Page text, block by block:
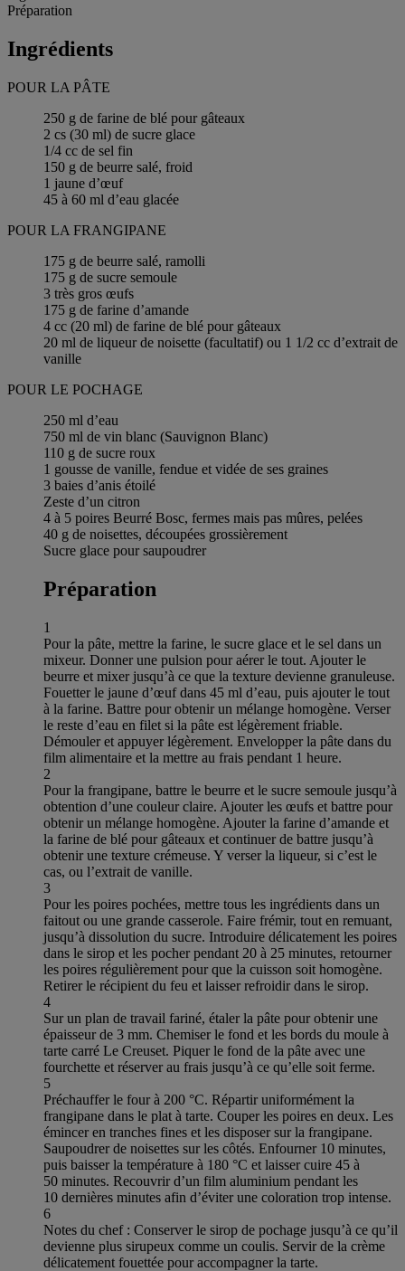
Préparation
Ingrédients
POUR LA PÂTE
250 g de farine de blé pour gâteaux
2 cs (30 ml) de sucre glace
1/4 cc de sel fin
150 g de beurre salé, froid
1 jaune d’œuf
45 à 60 ml d’eau glacée
POUR LA FRANGIPANE
175 g de beurre salé, ramolli
175 g de sucre semoule
3 très gros œufs
175 g de farine d’amande
4 cc (20 ml) de farine de blé pour gâteaux
20 ml de liqueur de noisette (facultatif) ou 1 1/2 cc d’extrait de
vanille
POUR LE POCHAGE
250 ml d’eau
750 ml de vin blanc (Sauvignon Blanc)
110 g de sucre roux
1 gousse de vanille, fendue et vidée de ses graines
3 baies d’anis étoilé
Zeste d’un citron
4 à 5 poires Beurré Bosc, fermes mais pas mûres, pelées
40 g de noisettes, découpées grossièrement
Sucre glace pour saupoudrer
Préparation
1
Pour la pâte, mettre la farine, le sucre glace et le sel dans un
mixeur. Donner une pulsion pour aérer le tout. Ajouter le
beurre et mixer jusqu’à ce que la texture devienne granuleuse.
Fouetter le jaune d’œuf dans 45 ml d’eau, puis ajouter le tout
à la farine. Battre pour obtenir un mélange homogène. Verser
le reste d’eau en filet si la pâte est légèrement friable.
Démouler et appuyer légèrement. Envelopper la pâte dans du
film alimentaire et la mettre au frais pendant 1 heure.
2
Pour la frangipane, battre le beurre et le sucre semoule jusqu’à
obtention d’une couleur claire. Ajouter les œufs et battre pour
obtenir un mélange homogène. Ajouter la farine d’amande et
la farine de blé pour gâteaux et continuer de battre jusqu’à
obtenir une texture crémeuse. Y verser la liqueur, si c’est le
cas, ou l’extrait de vanille.
3
Pour les poires pochées, mettre tous les ingrédients dans un
faitout ou une grande casserole. Faire frémir, tout en remuant,
jusqu’à dissolution du sucre. Introduire délicatement les poires
dans le sirop et les pocher pendant 20 à 25 minutes, retourner
les poires régulièrement pour que la cuisson soit homogène.
Retirer le récipient du feu et laisser refroidir dans le sirop.
4
Sur un plan de travail fariné, étaler la pâte pour obtenir une
épaisseur de 3 mm. Chemiser le fond et les bords du moule à
tarte carré Le Creuset. Piquer le fond de la pâte avec une
fourchette et réserver au frais jusqu’à ce qu’elle soit ferme.
5
Préchauffer le four à 200 °C. Répartir uniformément la
frangipane dans le plat à tarte. Couper les poires en deux. Les
émincer en tranches fines et les disposer sur la frangipane.
Saupoudrer de noisettes sur les côtés. Enfourner 10 minutes,
puis baisser la température à 180 °C et laisser cuire 45 à
50 minutes. Recouvrir d’un film aluminium pendant les
10 dernières minutes afin d’éviter une coloration trop intense.
6
Notes du chef : Conserver le sirop de pochage jusqu’à ce qu’il
devienne plus sirupeux comme un coulis. Servir de la crème
délicatement fouettée pour accompagner la tarte.